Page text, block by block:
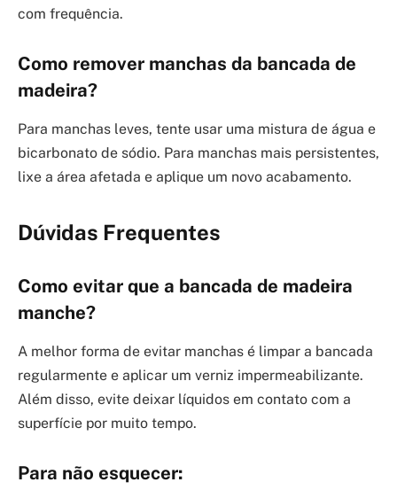
com frequência.
Como remover manchas da bancada de
madeira?
Para manchas leves, tente usar uma mistura de água e
bicarbonato de sódio. Para manchas mais persistentes,
lixe a área afetada e aplique um novo acabamento.
Dúvidas Frequentes
Como evitar que a bancada de madeira
manche?
A melhor forma de evitar manchas é limpar a bancada
regularmente e aplicar um verniz impermeabilizante.
Além disso, evite deixar líquidos em contato com a
superfície por muito tempo.
Para não esquecer: